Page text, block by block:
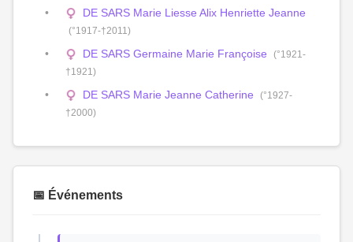
DE SARS Marie Liesse Alix Henriette Jeanne
(°1917-†2011)
DE SARS Germaine Marie Françoise
(°1921-
†1921)
DE SARS Marie Jeanne Catherine
(°1927-
†2000)
📅 Événements